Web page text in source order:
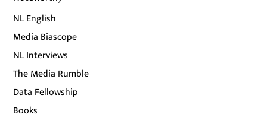
NL English
Media Biascope
NL Interviews
The Media Rumble
Data Fellowship
Books